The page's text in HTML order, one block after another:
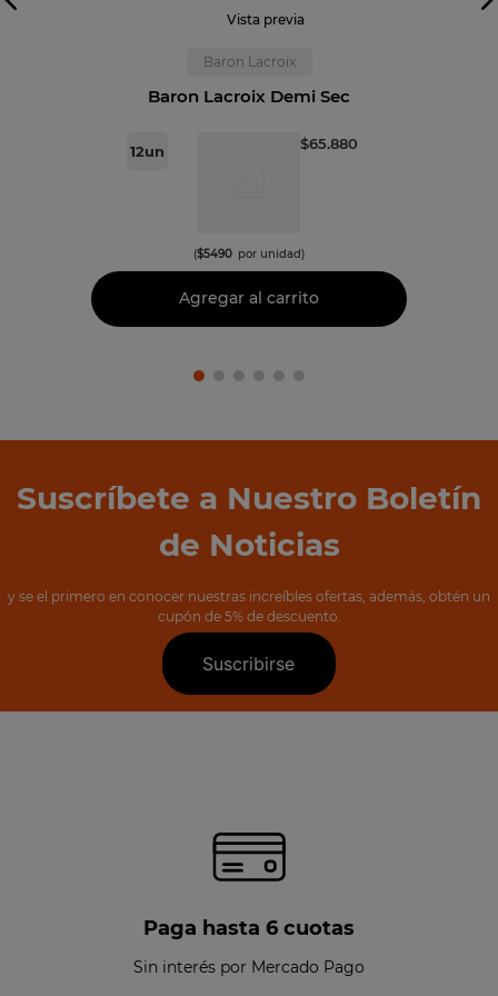
Vista previa
Baron Lacroix
Baron Lacroix Demi Sec
12un $65.880
($5490 por unidad)
Agregar al carrito
Suscríbete a Nuestro Boletín
de Noticias
y se el primero en conocer nuestras increíbles ofertas, además, obtén un
cupón de 5% de descuento.
Suscribirse
Paga hasta 6 cuotas
Sin interés por Mercado Pago